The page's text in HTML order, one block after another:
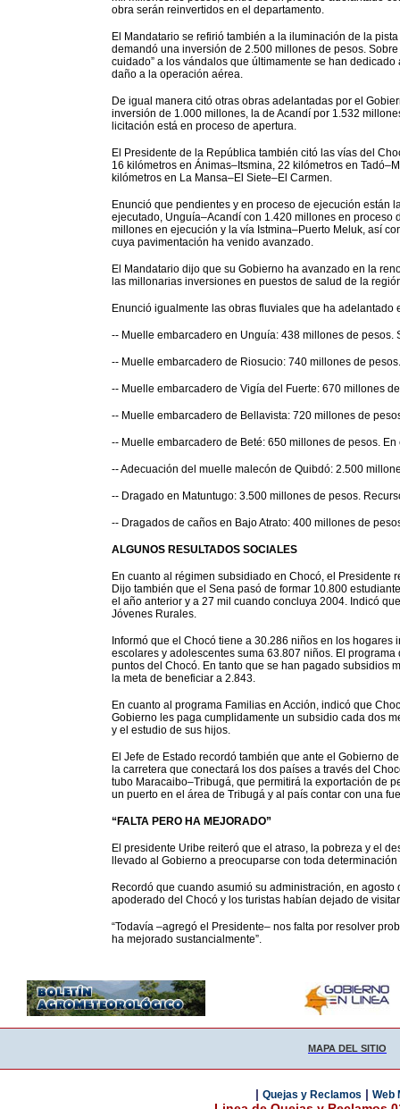
obra serán reinvertidos en el departamento.
El Mandatario se refirió también a la iluminación de la
demandó una inversión de 2.500 millones de pesos.
cuidado” a los vándalos que últimamente se han
daño a la operación aérea.
De igual manera citó otras obras adelantadas por el
inversión de 1.000 millones, la de Acandí por 1.532
licitación está en proceso de apertura.
El Presidente de la República también citó las vías del
16 kilómetros en Ánimas–Itsmina, 22 kilómetros en
kilómetros en La Mansa–El Siete–El Carmen.
Enunció que pendientes y en proceso de ejecución están
ejecutado, Unguía–Acandí con 1.420 millones en
millones en ejecución y la vía Istmina–Puerto Meluk, así
cuya pavimentación ha venido avanzado.
El Mandatario dijo que su Gobierno ha avanzado en la
las millonarias inversiones en puestos de salud de la
Enunció igualmente las obras fluviales que ha adelantado
-- Muelle embarcadero en Unguía: 438 millones de pesos.
-- Muelle embarcadero de Riosucio: 740 millones de
-- Muelle embarcadero de Vigía del Fuerte: 670 millones
-- Muelle embarcadero de Bellavista: 720 millones de
-- Muelle embarcadero de Beté: 650 millones de pesos.
-- Adecuación del muelle malecón de Quibdó: 2.500
-- Dragado en Matuntugo: 3.500 millones de pesos.
-- Dragados de caños en Bajo Atrato: 400 millones de
ALGUNOS RESULTADOS SOCIALES
En cuanto al régimen subsidiado en Chocó, el
Dijo también que el Sena pasó de formar 10.800
el año anterior y a 27 mil cuando concluya 2004. Indicó
Jóvenes Rurales.
Informó que el Chocó tiene a 30.286 niños en los
escolares y adolescentes suma 63.807 niños. El
puntos del Chocó. En tanto que se han pagado subsidios
la meta de beneficiar a 2.843.
En cuanto al programa Familias en Acción, indicó que
Gobierno les paga cumplidamente un subsidio cada dos
y el estudio de sus hijos.
El Jefe de Estado recordó también que ante el Gobierno
la carretera que conectará los dos países a través del
tubo Maracaibo–Tribugá, que permitirá la exportación de
un puerto en el área de Tribugá y al país contar con una
“FALTA PERO HA MEJORADO”
El presidente Uribe reiteró que el atraso, la pobreza y el
llevado al Gobierno a preocuparse con toda
Recordó que cuando asumió su administración, en
apoderado del Chocó y los turistas habían dejado de
“Todavía –agregó el Presidente– nos falta por resolver
ha mejorado sustancialmente”.
MAPA DEL SITIO
| Quejas y Reclamos | Web